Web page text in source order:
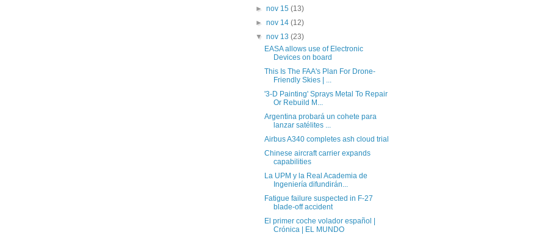
► nov 15 (13)
► nov 14 (12)
▼ nov 13 (23)
EASA allows use of Electronic
Devices on board
This Is The FAA's Plan For Drone-
Friendly Skies | ...
'3-D Painting' Sprays Metal To Repair
Or Rebuild M...
Argentina probará un cohete para
lanzar satélites ...
Airbus A340 completes ash cloud trial
Chinese aircraft carrier expands
capabilities
La UPM y la Real Academia de
Ingeniería difundirán...
Fatigue failure suspected in F-27
blade-off accident
El primer coche volador español |
Crónica | EL MUNDO